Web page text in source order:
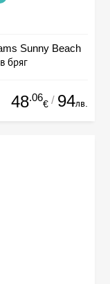
Sunny Beach
бряг
48.06
€ / 94лв.